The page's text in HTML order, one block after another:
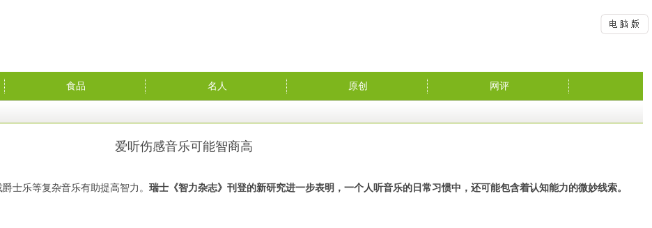
食品 名人 原创 网评
爱听伤感音乐可能智商高
士乐等复杂音乐有助提高智力。瑞士《智力杂志》刊登的新研究进一步表明，一个人听音乐的日常习惯中，还可能包含着认知能力的微妙线索。